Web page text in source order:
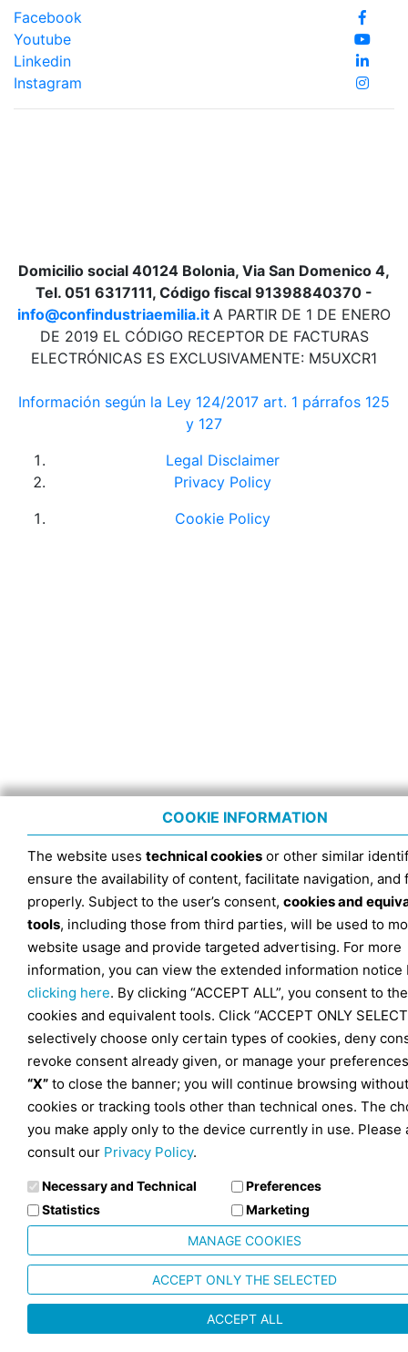
Facebook
Youtube
Linkedin
Instagram
Domicilio social 40124 Bolonia, Via San Domenico 4,
Tel. 051 6317111, Código fiscal 91398840370 -
info@confindustriaemilia.it A PARTIR DE 1 DE ENERO
DE 2019 EL CÓDIGO RECEPTOR DE FACTURAS
ELECTRÓNICAS ES EXCLUSIVAMENTE: M5UXCR1
Información según la Ley 124/2017 art. 1 párrafos 125
y 127
Legal Disclaimer
Privacy Policy
Cookie Policy
COOKIE INFORMATION
The website uses technical cookies or other similar
ensure the availability of content, facilitate navigation, and
properly. Subject to the user’s consent, cookies and
tools, including those from third parties, will be used to
website usage and provide targeted advertising. For more
information, you can view the extended information notice
clicking here. By clicking “ACCEPT ALL”, you consent to
cookies and equivalent tools. Click “ACCEPT ONLY
selectively choose only certain types of cookies, deny
revoke consent already given, or manage your
“X” to close the banner; you will continue browsing without
cookies or tracking tools other than technical ones. The
you make apply only to the device currently in use. Please
consult our Privacy Policy.
Necessary and Technical
Preferences
Statistics
Marketing
MANAGE COOKIES
ACCEPT ONLY THE SELECTED
ACCEPT ALL